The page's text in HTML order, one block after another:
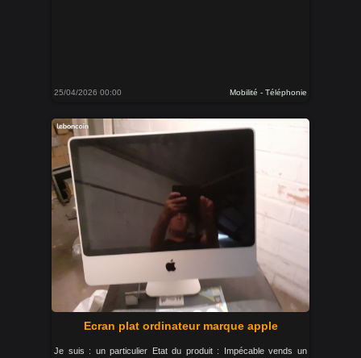
25/04/2026 00:00 Mobilité - Téléphonie
Ecran plat ordinateur marque apple
Je suis : un particulier Etat du produit : Impécable vends un